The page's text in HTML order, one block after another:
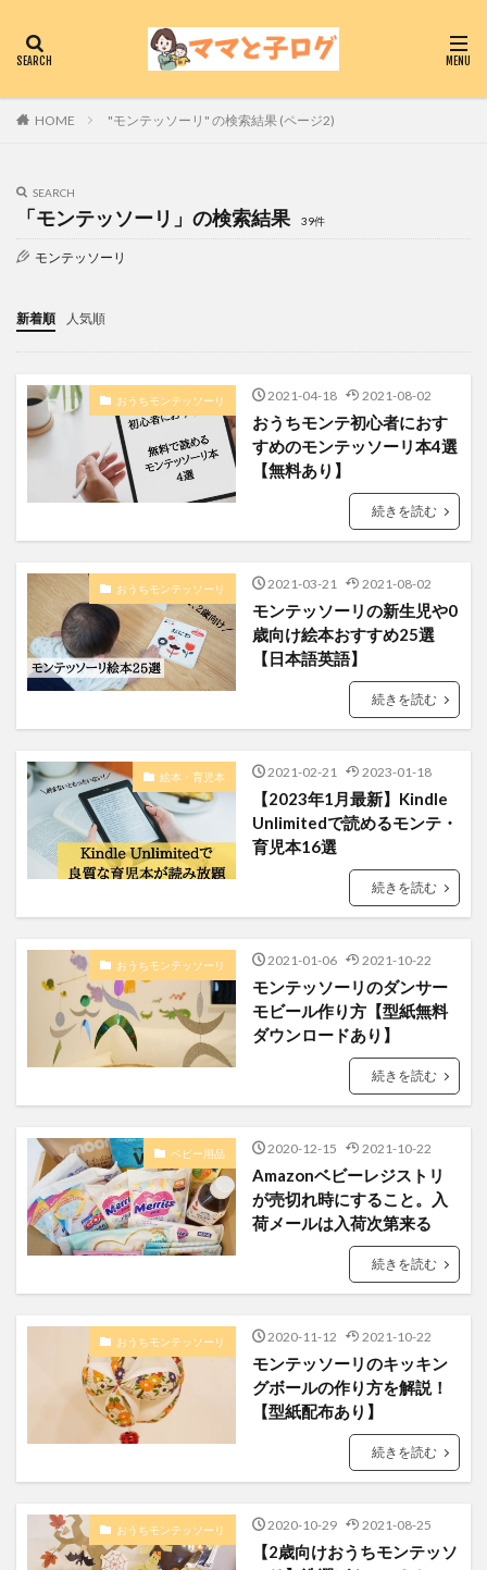
HOME "モンテッソーリ" の検索結果 (ページ2)
SEARCH
「モンテッソーリ」の検索結果 39件
モンテッソーリ
新着順 人気順
おうちモンテッソーリ 2021-04-18 2021-08-02
おうちモンテ初心者におす
すめのモンテッソーリ本4選
【無料あり】
続きを読む
おうちモンテッソーリ 2021-03-21 2021-08-02
モンテッソーリの新生児や0
歳向け絵本おすすめ25選
【日本語英語】
続きを読む
絵本・育児本 2021-02-21 2023-01-18
【2023年1月最新】Kindle
Unlimitedで読めるモンテ・
育児本16選
続きを読む
おうちモンテッソーリ 2021-01-06 2021-10-22
モンテッソーリのダンサー
モビール作り方【型紙無料
ダウンロードあり】
続きを読む
ベビー用品 2020-12-15 2021-10-22
Amazonベビーレジストリ
が売切れ時にすること。入
荷メールは入荷次第来る
続きを読む
おうちモンテッソーリ 2020-11-12 2021-10-22
モンテッソーリのキッキン
グボールの作り方を解説！
【型紙配布あり】
続きを読む
おうちモンテッソーリ 2020-10-29 2021-08-25
【2歳向けおうちモンテッソ